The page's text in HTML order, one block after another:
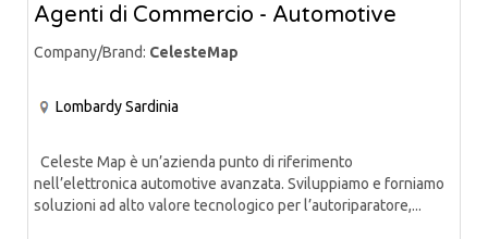
Agenti di Commercio - Automotive
Company/Brand: CelesteMap
LombardySardinia
Celeste Map è un’azienda punto di riferimento
nell’elettronica automotive avanzata. Sviluppiamo e forniamo
soluzioni ad alto valore tecnologico per l’autoriparatore,...